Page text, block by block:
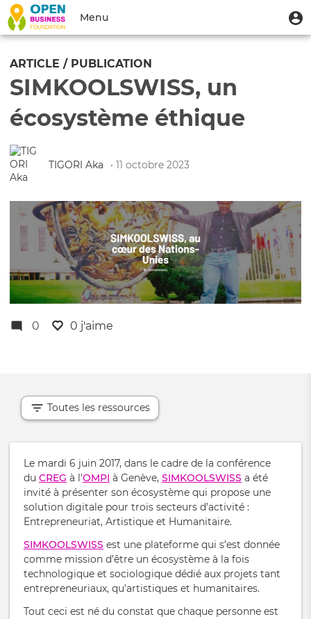
contenu
Menu
du
compte
de
l'utilisateur
Menu
Toggle
navigation
ARTICLE / PUBLICATION
SIMKOOLSWISS, un
écosystème éthique
TIGORI Aka • 11 octobre 2023
0 0 j'aime
Toutes les ressources
Le mardi 6 juin 2017, dans le cadre de la conférence
du CREG à l’OMPI à Genève, SIMKOOLSWISS a été
invité à présenter son écosystème qui propose une
solution digitale pour trois secteurs d’activité :
Entrepreneuriat, Artistique et Humanitaire.
SIMKOOLSWISS est une plateforme qui s’est donnée
comme mission d’être un écosystème à la fois
technologique et sociologique dédié aux projets tant
entrepreneuriaux, qu’artistiques et humanitaires.
Tout ceci est né du constat que chaque personne est